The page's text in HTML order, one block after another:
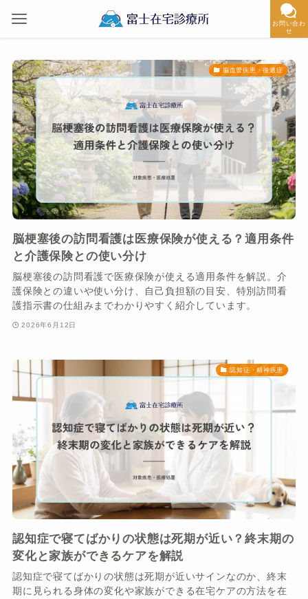
お問い合わ
せ
脳血管疾患・後遺症
脳梗塞後の訪問看護は医療保険が使える？適用条件
と介護保険との使い分け
脳梗塞後の訪問看護で医療保険が使える適用条件を解説。介
護保険との違いや使い分け、自己負担額の目安、特別訪問看
護指示書の仕組みまでわかりやすく紹介しています。
2026年6月12日
認知症・精神疾患
認知症で寝てばかりの状態は死期が近い？終末期の
変化と家族ができるケアを解説
認知症で寝てばかりの状態は死期が近いサインなのか、終末
期に見られる身体の変化や家族ができる在宅ケアの方法を在